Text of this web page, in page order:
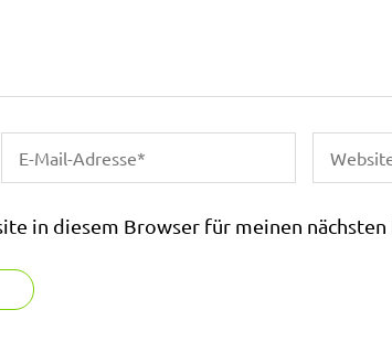
in diesem Browser für meinen